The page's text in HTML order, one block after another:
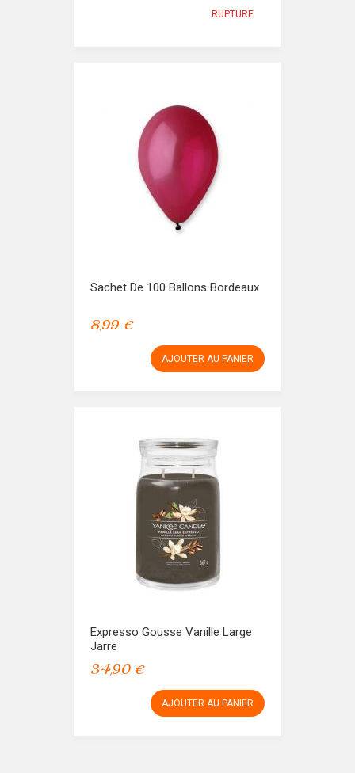
RUPTURE
Sachet De 100 Ballons Bordeaux
8,99 €
AJOUTER AU PANIER
Expresso Gousse Vanille Large
Jarre
34,90 €
AJOUTER AU PANIER